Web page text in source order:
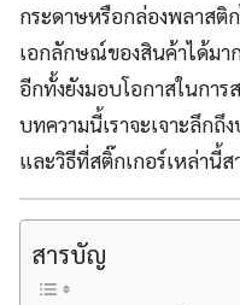
กระดาษหรือกล่องพลาสติ
เอกลักษณ์ของสินค้าได้มา
อีกทั้งยังมอบโอกาสในกา
บทความนี้เราจะเจาะลึกถึ
และวิธีที่สติ๊กเกอร์เหล่านี้
สารบัญ